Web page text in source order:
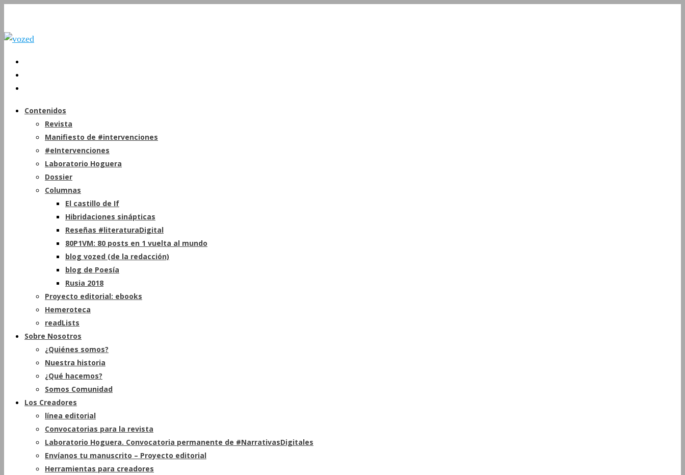
Contenidos
Revista
Manifiesto de #intervenciones
#eIntervenciones
Laboratorio Hoguera
Dossier
Columnas
El castillo de If
Hibridaciones sinápticas
Reseñas #literaturaDigital
80P1VM: 80 posts en 1 vuelta al mundo
blog vozed (de la redacción)
blog de Poesía
Rusia 2018
Proyecto editorial: ebooks
Hemeroteca
readLists
Sobre Nosotros
¿Quiénes somos?
Nuestra historia
¿Qué hacemos?
Somos Comunidad
Los Creadores
línea editorial
Convocatorias para la revista
Laboratorio Hoguera. Convocatoria permanente de #NarrativasDigitales
Envíanos tu manuscrito – Proyecto editorial
Herramientas para creadores